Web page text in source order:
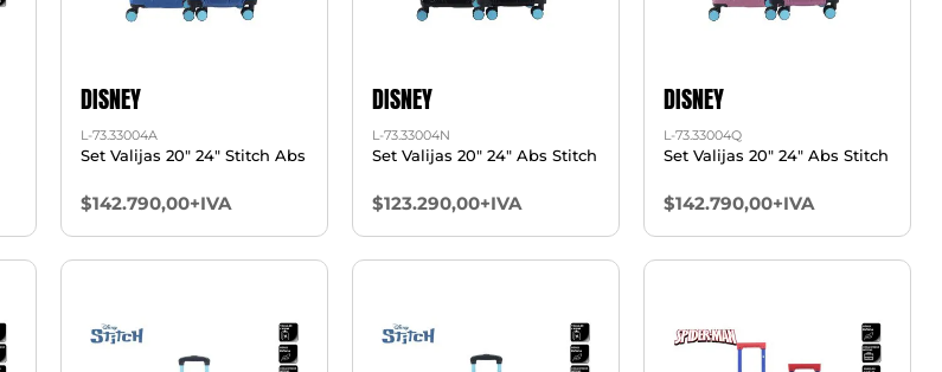
DISNEY
L-73.33004A
Set Valijas 20" 24" Stitch Abs
$142.790,00+IVA
DISNEY
L-73.33004N
Set Valijas 20" 24" Abs Stitch
$123.290,00+IVA
DISNEY
L-73.33004Q
Set Valijas 20" 24" Abs Stitch
$142.790,00+IVA